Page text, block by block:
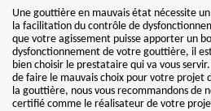
Une gouttière en mauvais état nécessite
la facilitation du contrôle de
que votre agissement puisse apporter un
dysfonctionnement de votre gouttière, il
bien choisir le prestataire qui va vous
de faire le mauvais choix pour votre projet
la gouttière, nous vous recommandons de
certifié comme le réalisateur de votre